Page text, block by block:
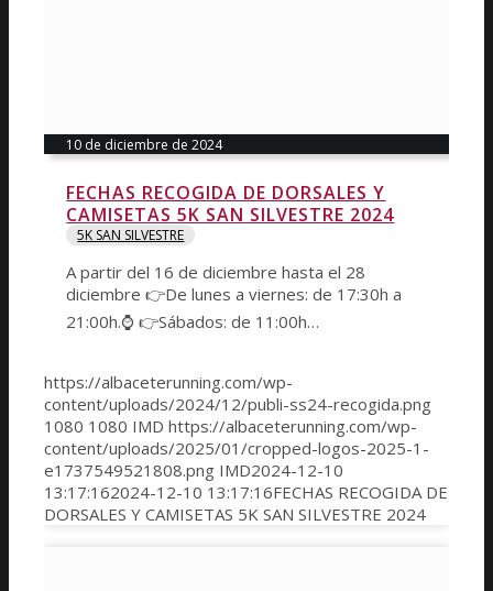
FECHAS RECOGIDA DE DORSALES Y
CAMISETAS 5K SAN SILVESTRE 2024
5K SAN SILVESTRE
A partir del 16 de diciembre hasta el 28
diciembre 👉De lunes a viernes: de 17:30h a
21:00h.⌚️ 👉Sábados: de 11:00h…
10 de diciembre de 2024
https://albaceterunning.com/wp-
content/uploads/2024/12/publi-ss24-recogida.png
1080 1080 IMD https://albaceterunning.com/wp-
content/uploads/2025/01/cropped-logos-2025-1-
e1737549521808.png IMD2024-12-10
13:17:162024-12-10 13:17:16FECHAS RECOGIDA DE
DORSALES Y CAMISETAS 5K SAN SILVESTRE 2024